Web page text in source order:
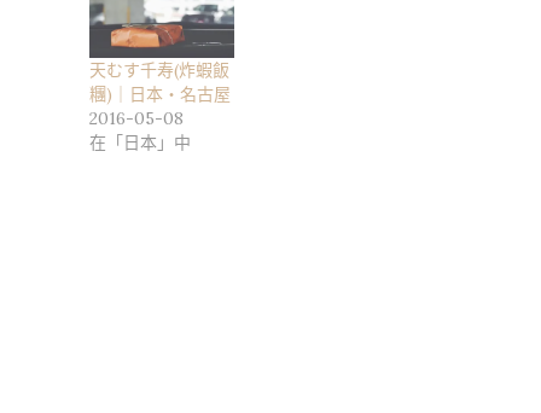
天むす千寿(炸蝦飯
糰)｜日本・名古屋
2016-05-08
在「日本」中